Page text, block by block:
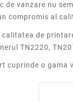
de vanzare nu
compromis al
de
TN2220,
cuprinde o gama